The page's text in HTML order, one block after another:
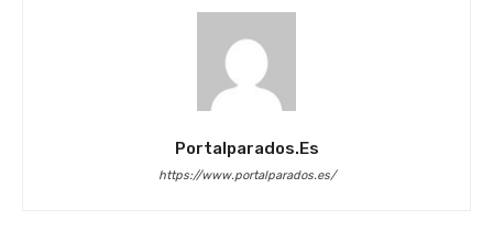
Portalparados.es
https://www.portalparados.es/